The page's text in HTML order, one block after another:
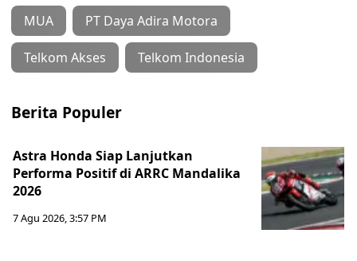
MUA PT Daya Adira Motora
Telkom Akses Telkom Indonesia
Berita Populer
Astra Honda Siap Lanjutkan
Performa Positif di ARRC Mandalika
2026
7 Agu 2026, 3:57 PM